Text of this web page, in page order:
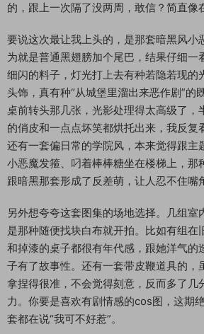
的，跟上一次隔了没两周，敢信？简直像
要说这次最让我上头的，是那套暗黑风小
为就是普通黑翅膀加个尾巴，结果仔细一
细闪的料子，灯光打上去有种若隐若现的
头饰，真有种“从城堡里溜出来恶作剧”的
桌前转头那几张，光影处理得太高级了，
的俏皮和一点点坏笑都烘托出来，我反复
还有一套偏日常的学院风，本来觉得跟主
小恶魔发箍、叼着棒棒糖坐在楼梯上，那
跟暗黑那套形成了反差萌，让人忍不住嘴
另外想夸夸这套图集的场地选择。几组室
是那种随便找块白布就开拍。比如有组在
和掉漆的桌子都很有年代感，跟她洋气的
子有了故事性。还有一套带皮鞭道具的，
拿捏得很准，不会觉得刻意，反而多了几
力。你要是喜欢有剧情感的cos图，这期
套都在说“我可不好惹”。